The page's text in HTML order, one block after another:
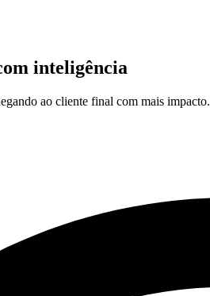
inteligência
ao cliente final com mais impacto.